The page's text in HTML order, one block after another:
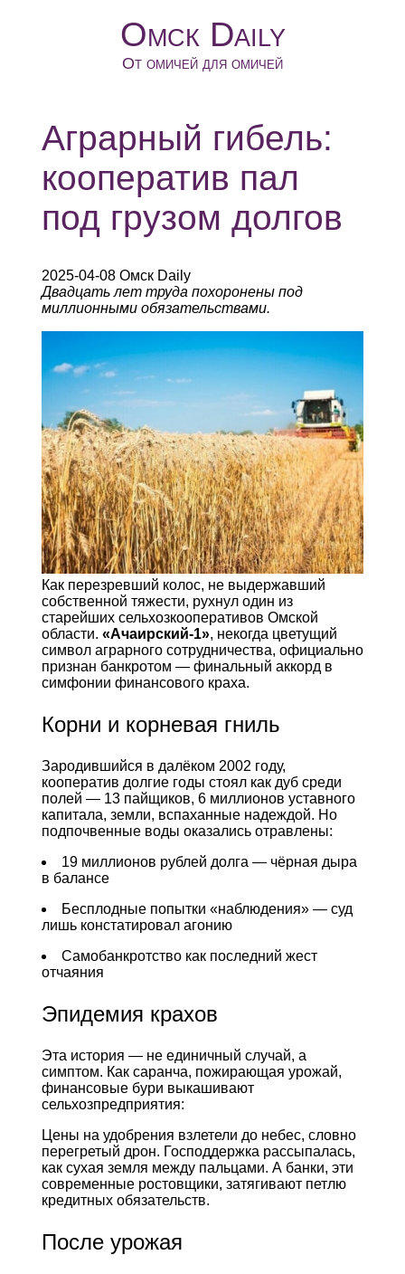
Омск Daily
От омичей для омичей
Аграрный гибель:
кооператив пал
под грузом долгов
2025-04-08 Омск Daily
Двадцать лет труда похоронены под
миллионными обязательствами.
Как перезревший колос, не выдержавший
собственной тяжести, рухнул один из
старейших сельхозкооперативов Омской
области. «Ачаирский-1», некогда цветущий
символ аграрного сотрудничества, официально
признан банкротом — финальный аккорд в
симфонии финансового краха.
Корни и корневая гниль
Зародившийся в далёком 2002 году,
кооператив долгие годы стоял как дуб среди
полей — 13 пайщиков, 6 миллионов уставного
капитала, земли, вспаханные надеждой. Но
подпочвенные воды оказались отравлены:
19 миллионов рублей долга — чёрная дыра
в балансе
Бесплодные попытки «наблюдения» — суд
лишь констатировал агонию
Самобанкротство как последний жест
отчаяния
Эпидемия крахов
Эта история — не единичный случай, а
симптом. Как саранча, пожирающая урожай,
финансовые бури выкашивают
сельхозпредприятия:
Цены на удобрения взлетели до небес, словно
перегретый дрон. Господдержка рассыпалась,
как сухая земля между пальцами. А банки, эти
современные ростовщики, затягивают петлю
кредитных обязательств.
После урожая